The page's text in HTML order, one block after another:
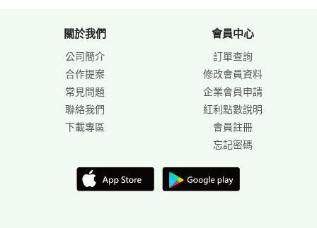
關於我們
公司簡介
合作提案
常見問題
聯絡我們
下載專區
會員中心
訂單查詢
修改會員資料
企業會員申請
紅利點數說明
會員註冊
忘記密碼